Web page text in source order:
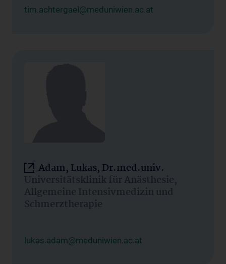
tim.achtergael@meduniwien.ac.at
Adam, Lukas, Dr.med.univ.
Universitätsklinik für Anästhesie,
Allgemeine Intensivmedizin und
Schmerztherapie
lukas.adam@meduniwien.ac.at